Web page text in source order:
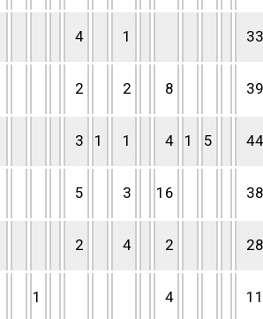
4 1 33
2 2 8 39
3 1 1 4 1 5 44
5 3 16 38
2 4 2 28
1 4 11